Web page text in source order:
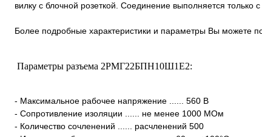
вилку с блочной розеткой. Соединение выполняется
Более подробные характеристики и параметры Вы можете
Параметры разъема 2РМГ22БПН10Ш1Е2:
- Максимальное рабочее напряжение ...... 560 В
- Сопротивление изоляции ...... не менее 1000 МОм
- Количество сочленений ...... расчленений 500